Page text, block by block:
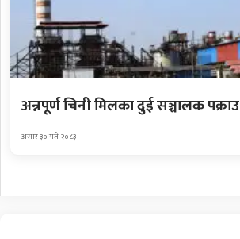
अन्नपूर्ण चिनी मिलका दुई सञ्चालक पक्राउ
असार ३० गते २०८३